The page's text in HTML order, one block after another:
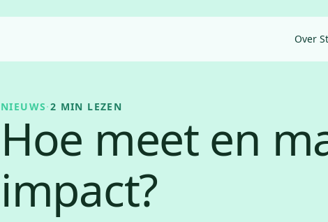
Over
NIEUWS·2 MIN LEZEN
Hoe meet en
impact?